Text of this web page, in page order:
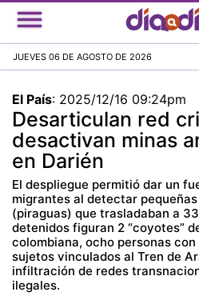
al
JUEVES 06 DE AGOSTO DE 2026
El País: 2025/12/16 09:24pm
Desarticulan red
desactivan minas
en Darién
El despliegue permitió dar un
migrantes al detectar
(piraguas) que trasladaban a
detenidos figuran 2 “coyotes”
colombiana, ocho personas
sujetos vinculados al Tren de
infiltración de redes
ilegales.